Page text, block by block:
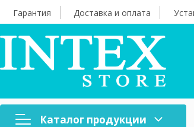
Гарантия Доставка и оплата
Каталог продукции